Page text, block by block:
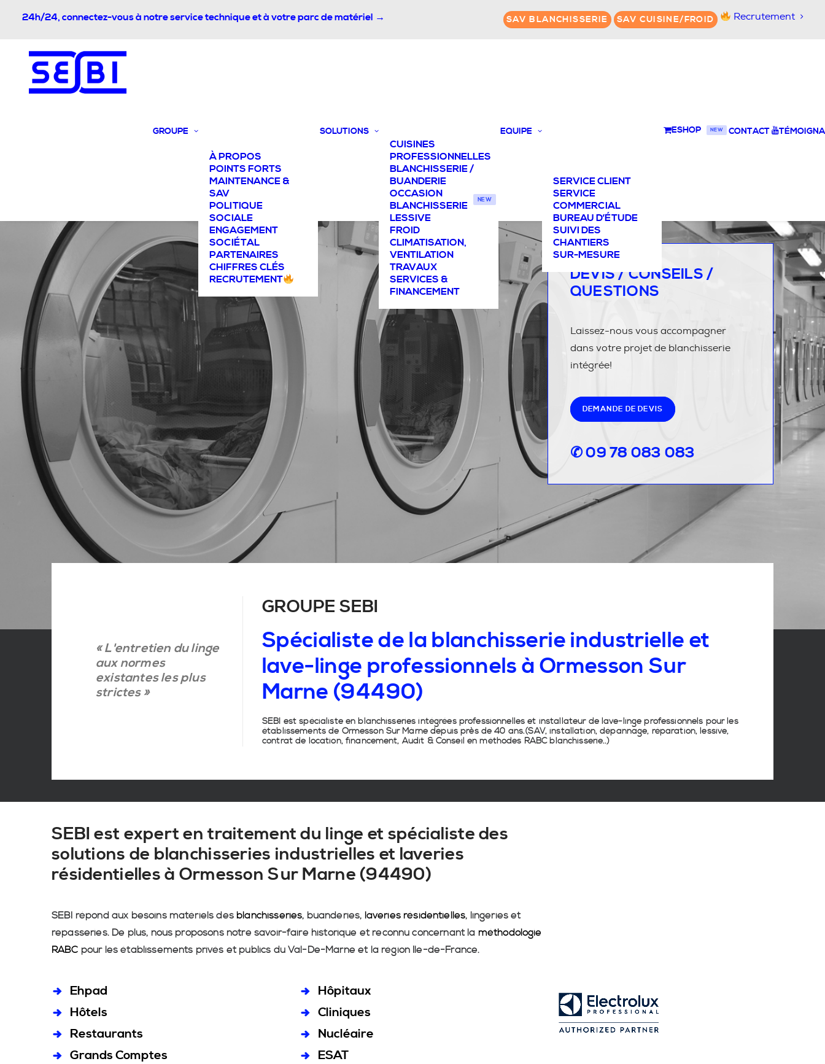
24h/24, connectez-vous à notre service technique et à votre parc de matériel → SAV BLANCHISSERIE SAV CUISINE/FROID Recrutement
GROUPE
À PROPOS
POINTS FORTS
MAINTENANCE &
SAV
POLITIQUE
SOCIALE
ENGAGEMENT
SOCIÉTAL
PARTENAIRES
CHIFFRES CLÉS
RECRUTEMENT
SOLUTIONS
CUISINES
PROFESSIONNELLES
BLANCHISSERIE /
BUANDERIE
OCCASION
BLANCHISSERIE
NEW
LESSIVE
FROID
CLIMATISATION,
VENTILATION
TRAVAUX
SERVICES &
FINANCEMENT
EQUIPE
SERVICE CLIENT
SERVICE
COMMERCIAL
BUREAU D’ÉTUDE
SUIVI DES
CHANTIERS
SUR-MESURE
ESHOP NEW CONTACT
DEVIS / CONSEILS /
QUESTIONS
Laissez-nous vous accompagner
dans votre projet de blanchisserie
intégrée!
DEMANDE DE DEVIS
✆ 09 78 083 083
« L'entretien du linge
aux normes
existantes les plus
strictes »
GROUPE SEBI
Spécialiste de la blanchisserie industrielle et
lave-linge professionnels à Ormesson Sur
Marne (94490)
SEBI est spécialiste en blanchisseries intégrées professionnelles et installateur de lave-linge professionnels pour les
établissements de Ormesson Sur Marne depuis près de 40 ans.(SAV, installation, dépannage, réparation, lessive,
contrat de location, financement, Audit & Conseil enméthodes RABC blanchisserie..)
SEBI est expert en traitement du linge et spécialiste des
solutions de blanchisseries industrielles et laveries
résidentielles à Ormesson Sur Marne (94490)
SEBI répond aux besoins matériels desblanchisseries, buanderies, laveries résidentielles, lingeries et
repasseries. De plus, nous proposons notre savoir-faire historique et reconnu concernant la méthodologie
RABC pour les établissements privés et publics du Val-De-Marne et la région Île-de-France.
Ehpad
Hôtels
Restaurants
Grands Comptes
Hôpitaux
Cliniques
Nucléaire
ESAT